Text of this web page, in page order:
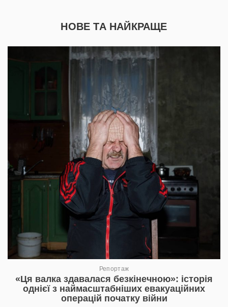
НОВЕ ТА НАЙКРАЩЕ
Репортаж
«Ця валка здавалася безкінечною»: історія
однієї з наймасштабніших евакуаційних
операцій початку війни